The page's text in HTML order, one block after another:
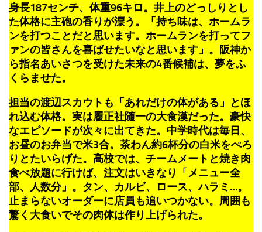
身長187センチ、体重96キロ。井上のどっしりとし
た体格に主砲の香りが漂う。「持ち味は、ホームラ
ンを打つことだと思います。ホームランを打ってフ
ァンの皆さんを喜ばせたいなと思います」。阪神か
ら指名あいさつを受けた未来の4番候補は、夢をふ
くらませた。
担当の渡辺スカウトも「あれだけの体がある」とほ
れ込む体格。実は履正社随一の大食漢だった。豪快
なエピソードが次々に出てきた。中学時代は毎日、
お昼のお弁当で米3合。茶わん約6杯分の白米をぺろ
りとたいらげた。高校では、チームメートと焼き肉
食べ放題に行けば、注文はいきなり「メニュー全
部、人数分」。タン、カルビ、ロース、ハラミ…。
止まらないオーダーに店員も追いつかない。周囲も
驚く大食いでその肉体は作り上げられた。